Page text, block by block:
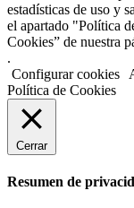
estadísticas de uso y
el apartado "Política
Cookies” de nuestra
.
Configurar cookies
Política de Cookies
Cerrar
Resumen de